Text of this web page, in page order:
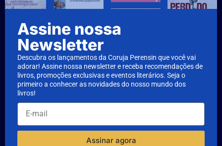
Assine nossa
Newsletter
Descubra os lançamentos da Coruja Perensin que você vai
adorar! Assine nossa newsletter e receba recomendações de
livros, promoções exclusivas e eventos literários. Seja o
primeiro a conhecer as novidades do nosso mundo dos
livros!
Assinar agora